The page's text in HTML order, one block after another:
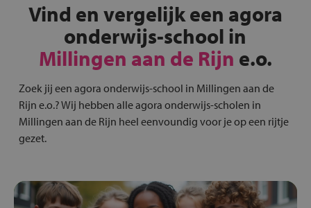
Vind en vergelijk een agora
onderwijs-school in
Millingen aan de Rijn e.o.
Zoek jij een agora onderwijs-school in Millingen aan de
Rijn e.o.? Wij hebben alle agora onderwijs-scholen in
Millingen aan de Rijn heel eenvoundig voor je op een rijtje
gezet.